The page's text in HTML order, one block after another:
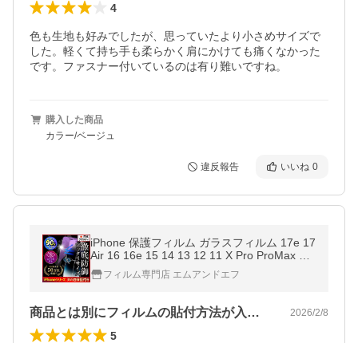
4
色も生地も好みでしたが、思っていたより小さめサイズで
した。軽くて持ち手も柔らかく肩にかけても痛くなかった
です。ファスナー付いているのは有り難いですね。
購入した商品
カラー/ベージュ
違反報告 いいね 0
iPhone 保護フィルム ガラスフィルム 17e 17
Air 16 16e 15 14 13 12 11 X Pro ProMax Plu
s mini ブルーライトカット のぞき見防止 ア
イフォン 爆買
フィルム専門店 エムアンドエフ
商品とは別にフィルムの貼付方法が入って… 2026/2/8
5